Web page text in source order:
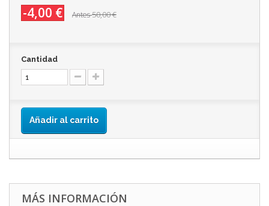
-4,00 € Antes50,00 €
Cantidad
Añadir al carrito
MÁS INFORMACIÓN